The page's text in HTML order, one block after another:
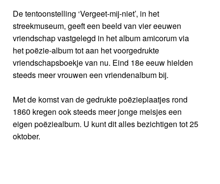
De tentoonstelling ‘Vergeet-mij-niet’, in het
streekmuseum, geeft een beeld van vier eeuwen
vriendschap vastgelegd in het album amicorum via
het poëzie-album tot aan het voorgedrukte
vriendschapsboekje van nu. Eind 18e eeuw hielden
steeds meer vrouwen een vriendenalbum bij.
Met de komst van de gedrukte poëzieplaatjes rond
1860 kregen ook steeds meer jonge meisjes een
eigen poëziealbum. U kunt dit alles bezichtigen tot 25
oktober.